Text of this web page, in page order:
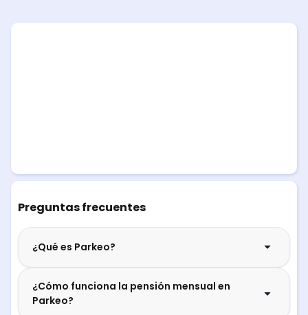
Preguntas frecuentes
¿Qué es Parkeo?
¿Cómo funciona la pensión mensual en
Parkeo?